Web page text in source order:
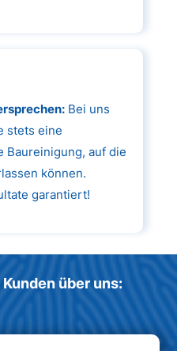
Bei uns
stets eine
Baureinigung, auf die
können.
garantiert!
über uns: